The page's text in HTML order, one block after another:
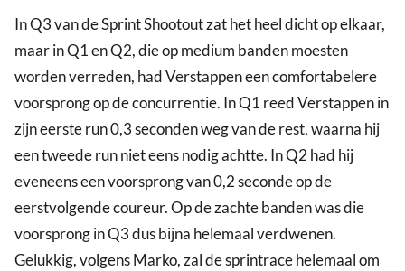
In Q3 van de Sprint Shootout zat het heel dicht op elkaar,
maar in Q1 en Q2, die op medium banden moesten
worden verreden, had Verstappen een comfortabelere
voorsprong op de concurrentie. In Q1 reed Verstappen in
zijn eerste run 0,3 seconden weg van de rest, waarna hij
een tweede run niet eens nodig achtte. In Q2 had hij
eveneens een voorsprong van 0,2 seconde op de
eerstvolgende coureur. Op de zachte banden was die
voorsprong in Q3 dus bijna helemaal verdwenen.
Gelukkig, volgens Marko, zal de sprintrace helemaal om